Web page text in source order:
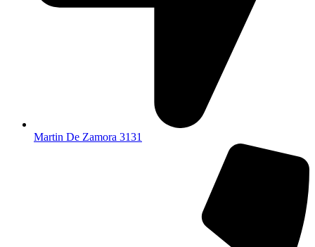
Martin De Zamora 3131